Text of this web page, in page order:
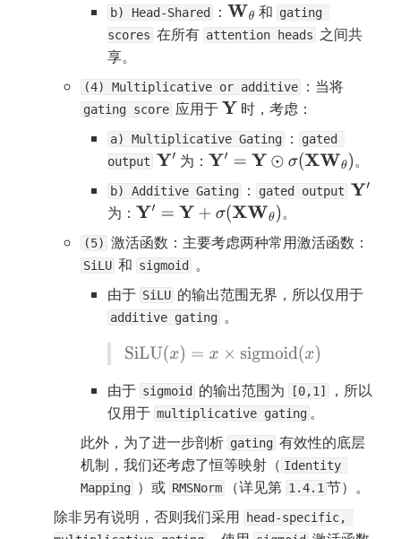
b) Head-Shared ： Wθ 和 gating
scores 在所有 attention heads 之间共
享。
(4) Multiplicative or additive
gating score 应用于 Y 时，考虑：
a) Multiplicative Gating ：
gated
output
Y′ 为：Y′= Y⊙ σ(X Wθ) 。
b) Additive Gating ： gated output Y′
为： Y′= Y+σ (X Wθ ) 。
(5) 激活函数：主要考虑两种常用激活函数：
SiLU 和 sigmoid
。
由于 SiLU
additive gating 。
SiLU(x)=x ×sigmoid(x)
由于 sigmoid 的输出范围为 [0,1]
，所以
仅用于 multiplicative gating 。
此外，为了进一步剖析 gating 有效性的底层
机制，我们还考虑了恒等映射（ Identity
Mapping ）或 RMSNorm （详见第 1.4.1 节）。
除非另有说明，否则我们采用
head-specific,